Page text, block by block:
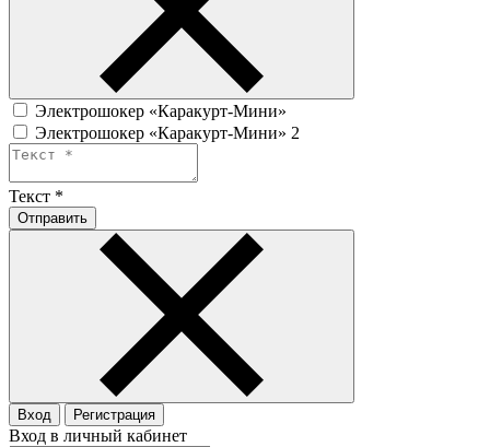
Электрошокер «Каракурт-Мини»
Электрошокер «Каракурт-Мини» 2
Текст *
Отправить
Вход Регистрация
Вход в личный кабинет